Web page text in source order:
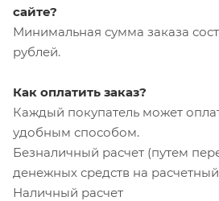
сайте?
Минимальная сумма заказа
рублей.
Как оплатить заказ?
Каждый покупатель может
удобным способом.
Безналичный расчет (путем
денежных средств на
Наличный расчет